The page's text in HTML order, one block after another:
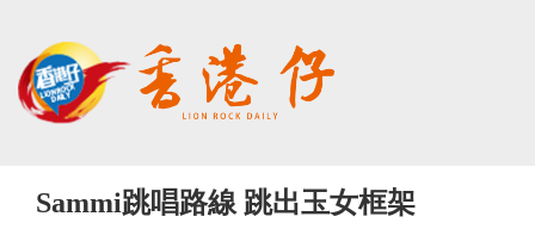
Sammi跳唱路線 跳出玉女框架